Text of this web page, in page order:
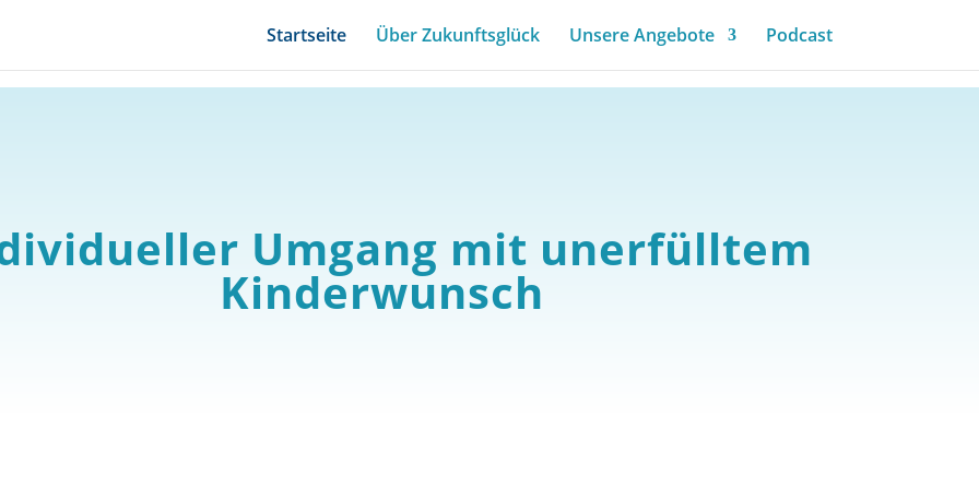
Startseite Über Zukunftsglück Unsere Angebote Podcast
Umgang mit unerfülltem
Kinderwunsch